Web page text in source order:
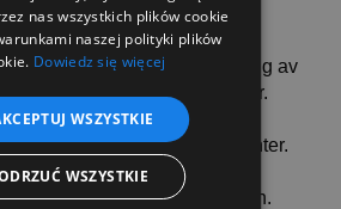
- Perfekt för förvaring av
delar och komponenter.
- perfekt för
och industrikomponenter.
handel- användbar för att
produktförvaringsutrymmen.
nas wszystkich plików cookie
naszej polityki plików
Dowiedz się więcej
WSZYSTKIE
WSZYSTKIE